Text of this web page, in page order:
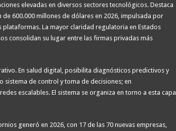
elevadas en diversos sectores tecnológicos. Destaca
de 600.000 millones de dólares en 2026, impulsada por
La mayor claridad regulatoria en Estados
consolidan su lugar entre las firmas privadas más
En salud digital, posibilita diagnósticos predictivos y
de control y toma de decisiones; en
escalables. El sistema se organiza en torno a esta capa
generó en 2026, con 17 de las 70 nuevas empresas,